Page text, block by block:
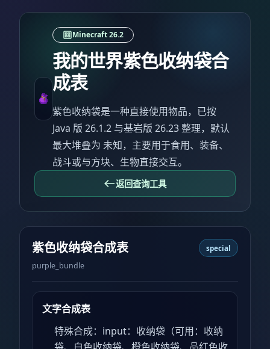
Minecraft 26.2
我的世界紫色收纳袋合
成表
紫色收纳袋是一种直接使用物品，已按
Java 版 26.1.2 与基岩版 26.23 整理，默认
最大堆叠为 未知，主要用于食用、装备、
战斗或与方块、生物直接交互。
返回查询工具
紫色收纳袋合成表
purple_bundle
special
文字合成表
特殊合成：input：收纳袋（可用：收纳